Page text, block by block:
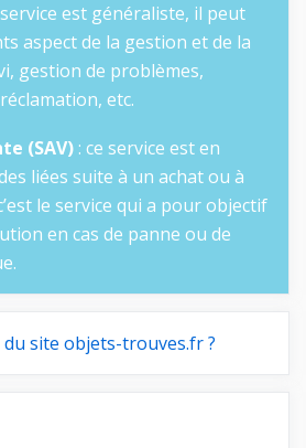
service est généraliste, il peut
aspect de la gestion et de la
gestion de problèmes,
etc.
(SAV) : ce service est en
liées suite à un achat ou à
le service qui a pour objectif
en cas de panne ou de
site objets-trouves.fr ?